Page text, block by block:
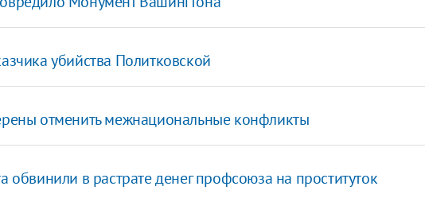
убийства Политковской
отменить межнациональные конфликты
обвинили в растрате денег профсоюза на проституток